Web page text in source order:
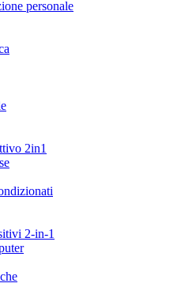
personale
2in1
2-in-1